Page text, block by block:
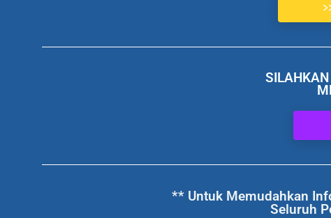
SILAHKAN
** Untuk Memudahkan
Seluruh